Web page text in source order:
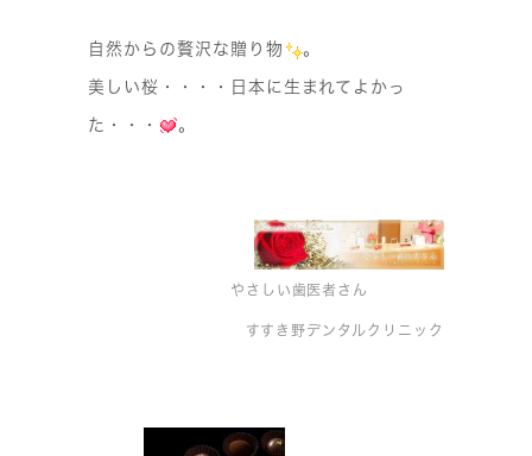
自然からの贅沢な贈り物 。
美しい桜・・・・日本に生まれてよかっ
た・・・ 。
やさしい歯医者さん
すすき野デンタルクリニック